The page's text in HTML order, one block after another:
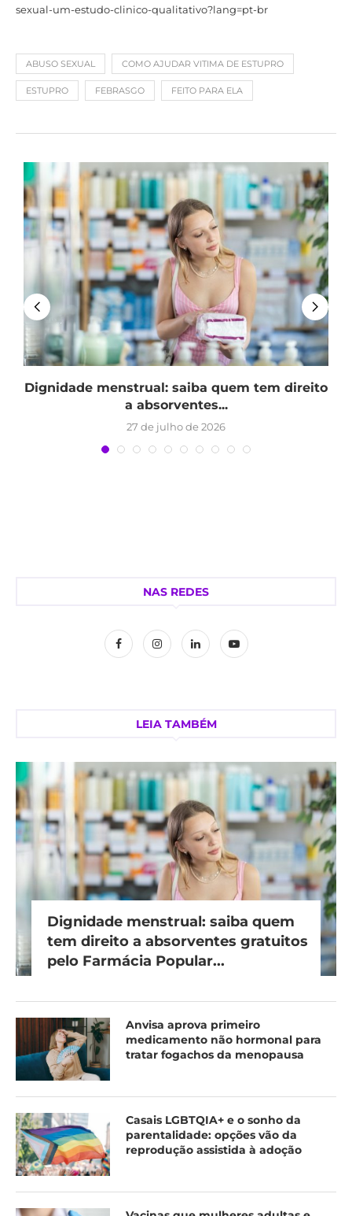
sexual-um-estudo-clinico-qualitativo?lang=pt-br
ABUSO SEXUAL COMO AJUDAR VITIMA DE ESTUPRO
ESTUPRO FEBRASGO FEITO PARA ELA
Dignidade menstrual: saiba quem tem direito
a absorventes...
27 de julho de 2026
NAS REDES
LEIA TAMBÉM
Dignidade menstrual: saiba quem
tem direito a absorventes gratuitos
pelo Farmácia Popular...
Anvisa aprova primeiro
medicamento não hormonal para
tratar fogachos da menopausa
Casais LGBTQIA+ e o sonho da
parentalidade: opções vão da
reprodução assistida à adoção